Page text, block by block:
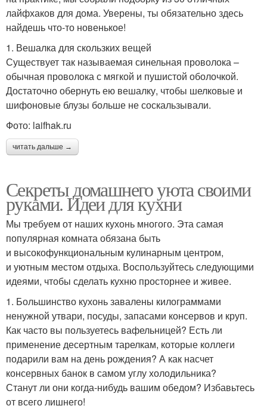
лайфхаков для дома. Уверены, ты обязательно здесь
найдешь что-то новенькое!
1. Вешалка для скользких вещей
Существует так называемая синельная проволока –
обычная проволока с мягкой и пушистой оболочкой.
Достаточно обернуть ею вешалку, чтобы шелковые и
шифоновые блузы больше не соскальзывали.
Фото: laifhak.ru
читать дальше →
Секреты домашнего уюта своими
руками. Идеи для кухни
Мы требуем от наших кухонь многого. Эта самая
популярная комната обязана быть
и высокофункциональным кулинарным центром,
и уютным местом отдыха. Воспользуйтесь следующими
идеями, чтобы сделать кухню просторнее и живее.
1. Большинство кухонь завалены килограммами
ненужной утвари, посуды, запасами консервов и круп.
Как часто вы пользуетесь вафельницей? Есть ли
применение десертным тарелкам, которые коллеги
подарили вам на день рождения? А как насчет
консервных банок в самом углу холодильника?
Станут ли они когда-нибудь вашим обедом? Избавьтесь
от всего лишнего!